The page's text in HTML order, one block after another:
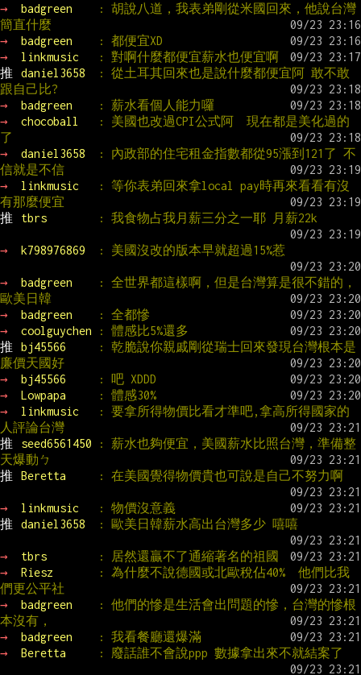
→
badgreen
: 胡說八道，我表弟剛從米國回來，他說台灣
簡直什麼
→
badgreen
: 都便宜XD
→
linkmusic
: 對啊什麼都便宜薪水也便宜啊
推
daniel3658
: 從土耳其回來也是說什麼都便宜阿 敢不敢
跟自己比?
→
badgreen
: 薪水看個人能力囉
→
chocoball
: 美國也改過CPI公式阿  現在都是美化過的
了
→
daniel3658
: 內政部的住宅租金指數都從95漲到121了 不
信就是不信
→
linkmusic
: 等你表弟回來拿local pay時再來看看有沒
有那麼便宜
推
tbrs : 我食物占我月薪三分之一耶 月薪22k
→ k798976869 : 美國沒改的版本早就超過15%惹
→ badgreen
: 全世界都這樣啊，但是台灣算是很不錯的，
歐美日韓
→
badgreen
: 全都慘
→
coolguychen
: 體感比5%還多
推
bj45566
: 乾脆說你親戚剛從瑞士回來發現台灣根本是
廉價天國好
→
bj45566
: 吧 XDDD
→
Lowpapa
: 體感30%
→
linkmusic
: 要拿所得物價比看才準吧,拿高所得國家的
人評論台灣
推
seed6561450
: 薪水也夠便宜，美國薪水比照台灣，準備整
天爆動ㄅ
推
Beretta : 在美國覺得物價貴也可說是自己不努力啊
→ linkmusic
: 物價沒意義
推
daniel3658 : 歐美日韓薪水高出台灣多少 嘻嘻
→ tbrs
: 居然還贏不了通縮著名的祖國
→
Riesz
: 為什麼不說德國或北歐稅佔40%  他們比我
們更公平社
→
badgreen
: 他們的慘是生活會出問題的慘，台灣的慘根
本沒有，
→
badgreen
: 我看餐廳還爆滿
→
Beretta : 廢話誰不會說ppp 數據拿出來不就結案了